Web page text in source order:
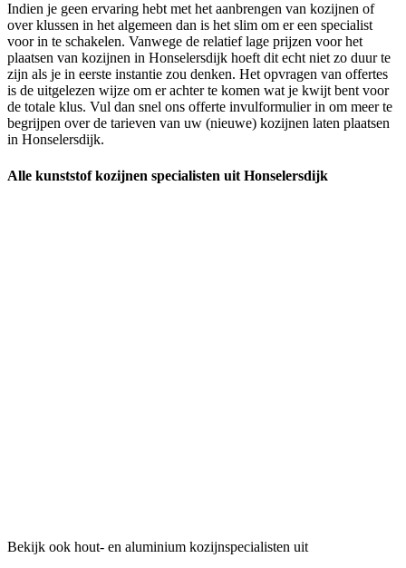
Indien je geen ervaring hebt met het aanbrengen van kozijnen of
over klussen in het algemeen dan is het slim om er een specialist
voor in te schakelen. Vanwege de relatief lage prijzen voor het
plaatsen van kozijnen in Honselersdijk hoeft dit echt niet zo duur te
zijn als je in eerste instantie zou denken. Het opvragen van offertes
is de uitgelezen wijze om er achter te komen wat je kwijt bent voor
de totale klus. Vul dan snel ons offerte invulformulier in om meer te
begrijpen over de tarieven van uw (nieuwe) kozijnen laten plaatsen
in Honselersdijk.
Alle kunststof kozijnen specialisten uit Honselersdijk
Bekijk ook hout- en aluminium kozijnspecialisten uit